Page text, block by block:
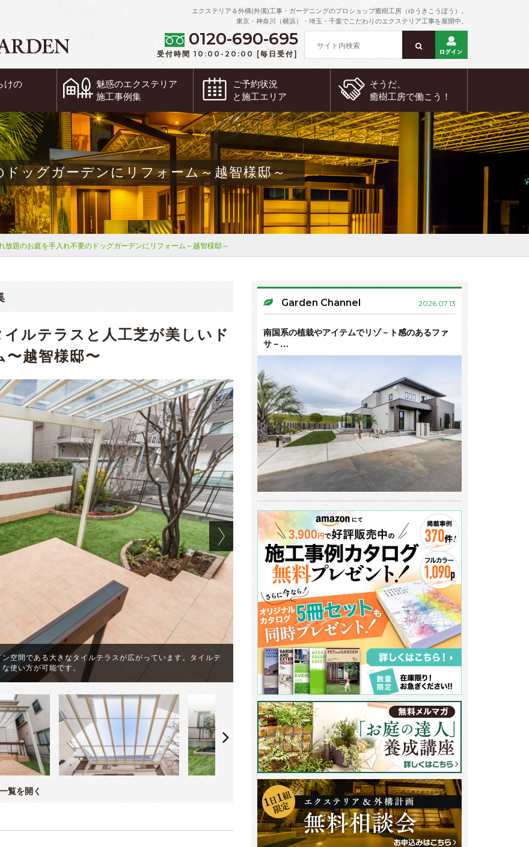
エクステリア＆外構(外溝)工事・ガーデニングのプロショップ癒樹工房（ゆうきこうぼう）。
東京・神奈川（横浜）・埼玉・千葉でこだわりのエクステリア工事を展開中。
0120-690-695
受付時間 10:00-20:00 [毎日受付]
けの
魅惑のエクステリア
施工事例集
ご予約状況
と施工エリア
そうだ、
癒樹工房で働こう！
ッグガーデンにリフォーム～越智様邸～
放題のお庭を手入れ不要のドッグガーデンにリフォーム～越智様邸～
ルテラスと人工芝が美しいド
〜越智様邸〜
空間である大きなタイルテラスが広がっています。タイルテ
使い方が可能です。
新しい家族のワンちゃんと一緒に、生まれ変わった美しいガーデンスペース
覧を開く
Garden Channel 2026.07.13
南国系の植栽やアイテムでリゾ－ト感のあるファ
サ－…